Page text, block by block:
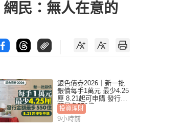
民：無人在意的
銀色債券2026｜新一批
銀債每手1萬元 最少4.25
厘 8.21起可申購 發行金
額最多550億
投資理財
9小時前